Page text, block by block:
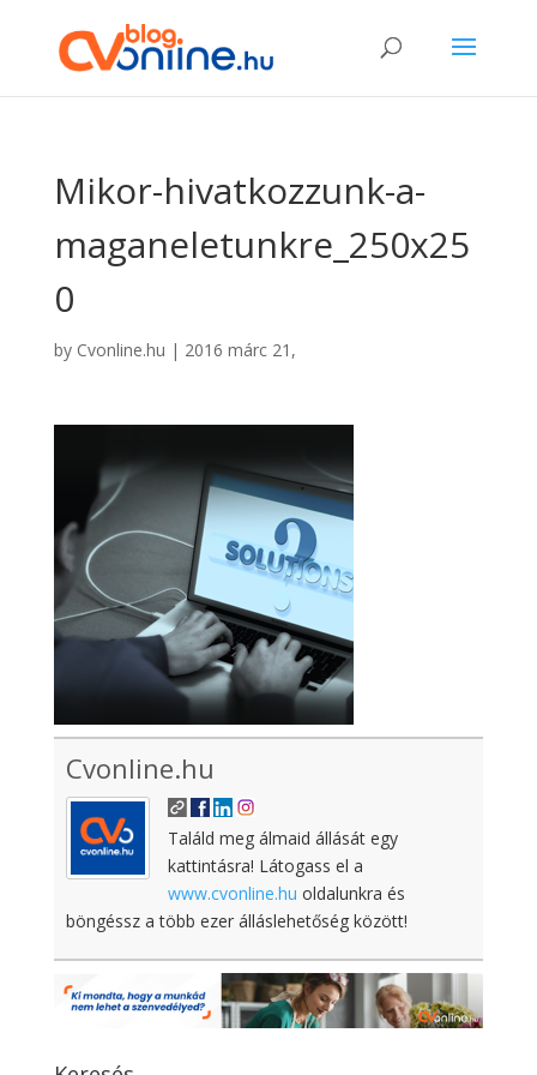
Mikor-hivatkozzunk-a-
maganeletunkre_250x25
0
by Cvonline.hu | 2016 márc 21,
Cvonline.hu
Találd meg álmaid állását egy
kattintásra! Látogass el a
www.cvonline.hu oldalunkra és
böngéssz a több ezer álláslehetőség között!